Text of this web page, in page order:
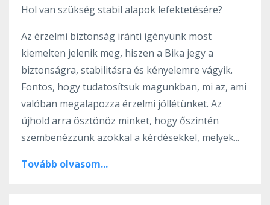
Hol van szükség stabil alapok lefektetésére?
Az érzelmi biztonság iránti igényünk most
kiemelten jelenik meg, hiszen a Bika jegy a
biztonságra, stabilitásra és kényelemre vágyik.
Fontos, hogy tudatosítsuk magunkban, mi az, ami
valóban megalapozza érzelmi jóllétünket. Az
újhold arra ösztönöz minket, hogy őszintén
szembenézzünk azokkal a kérdésekkel, melyek...
Tovább olvasom...